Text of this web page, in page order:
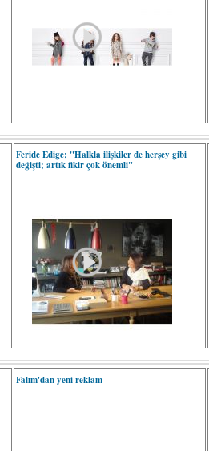
Feride Edige; "Halkla ilişkiler de herşey gibi
değişti; artık fikir çok önemli"
Falım'dan yeni reklam